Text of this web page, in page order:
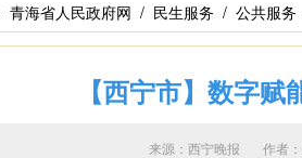
青海省人民政府网 / 民生服务 / 公共服务
【西宁市】数字
来源：西宁晚报 作者：